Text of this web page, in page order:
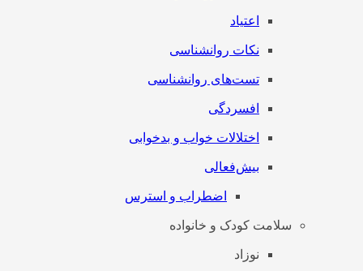
اعتیاد
نکات روانشناسی
تست‌های روانشناسی
افسردگی
اختلالات خواب و بدخوابی
بیش‌فعالی
اضطراب و استرس
سلامت کودک و خانواده
نوزاد